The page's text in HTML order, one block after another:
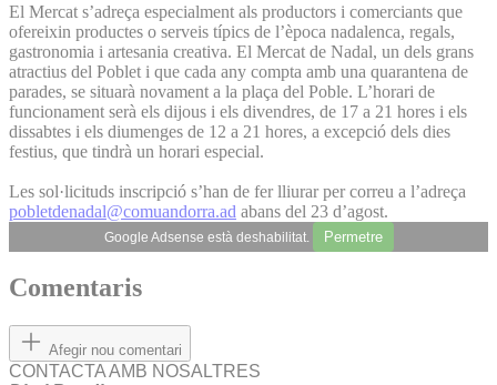
El Mercat s’adreça especialment als productors i comerciants que
ofereixin productes o serveis típics de l’època nadalenca, regals,
gastronomia i artesania creativa. El Mercat de Nadal, un dels grans
atractius del Poblet i que cada any compta amb una quarantena de
parades, se situarà novament a la plaça del Poble. L’horari de
funcionament serà els dijous i els divendres, de 17 a 21 hores i els
dissabtes i els diumenges de 12 a 21 hores, a excepció dels dies
festius, que tindrà un horari especial.
Les sol·licituds inscripció s’han de fer lliurar per correu a l’adreça
pobletdenadal@comuandorra.ad abans del 23 d’agost.
Google Adsense està deshabilitat. Permetre
Comentaris
Afegir nou comentari
CONTACTA AMB NOSALTRES